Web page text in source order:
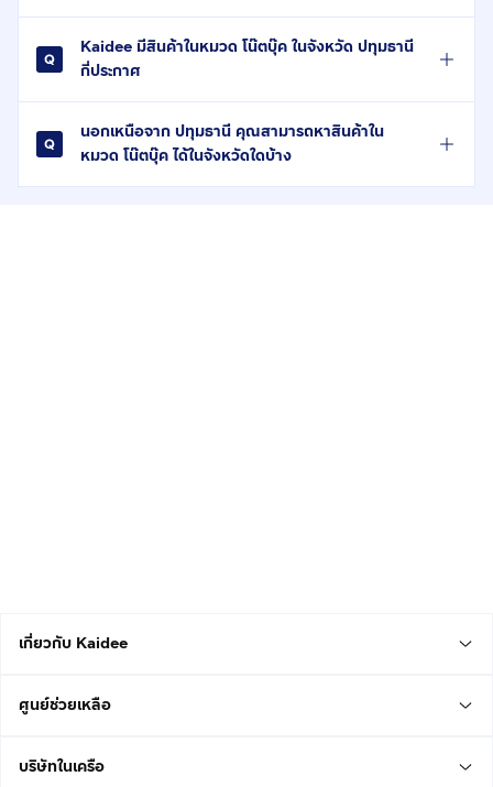
Kaidee มีสินค้าในหมวด โน๊ตบุ๊ค ในจังหวัด ปทุมธานี
กี่ประกาศ
นอกเหนือจาก ปทุมธานี คุณสามารถหาสินค้าใน
หมวด โน๊ตบุ๊ค ได้ในจังหวัดใดบ้าง
เกี่ยวกับ Kaidee
ศูนย์ช่วยเหลือ
บริษัทในเครือ